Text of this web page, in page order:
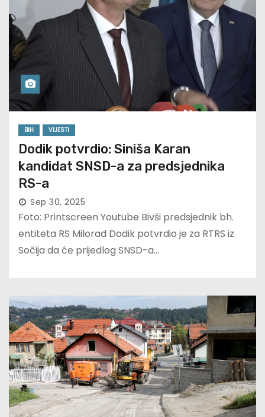
BIH VIJESTI
Dodik potvrdio: Siniša Karan
kandidat SNSD-a za predsjednika
RS-a
Sep 30, 2025
Foto: Printscreen Youtube Bivši predsjednik bh.
entiteta RS Milorad Dodik potvrdio je za RTRS iz
Sočija da će prijedlog SNSD-a…